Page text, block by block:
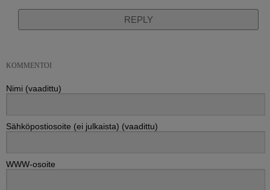
REPLY
KOMMENTOI
Nimi (vaadittu)
Sähköpostiosoite (ei julkaista) (vaadittu)
WWW-osoite